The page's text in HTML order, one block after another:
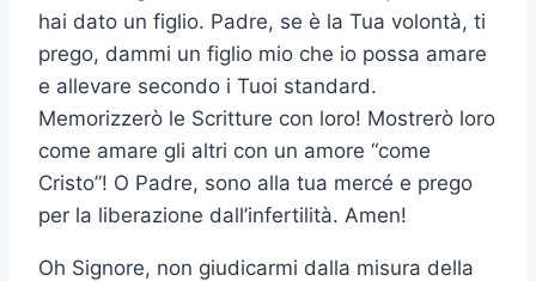
hai dato un figlio. Padre, se è la Tua volontà, ti
prego, dammi un figlio mio che io possa amare
e allevare secondo i Tuoi standard.
Memorizzerò le Scritture con loro! Mostrerò loro
come amare gli altri con un amore “come
Cristo”! O Padre, sono alla tua mercé e prego
per la liberazione dall’infertilità. Amen!
Oh Signore, non giudicarmi dalla misura della